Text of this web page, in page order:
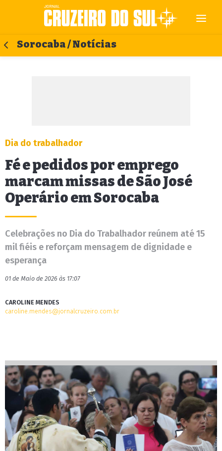
Sorocaba / Notícias
Dia do trabalhador
Fé e pedidos por emprego
marcam missas de São José
Operário em Sorocaba
Celebrações no Dia do Trabalhador reúnem até 15
mil fiéis e reforçam mensagem de dignidade e
esperança
01 de Maio de 2026 às 17:07
CAROLINE MENDES
caroline.mendes@jornalcruzeiro.com.br